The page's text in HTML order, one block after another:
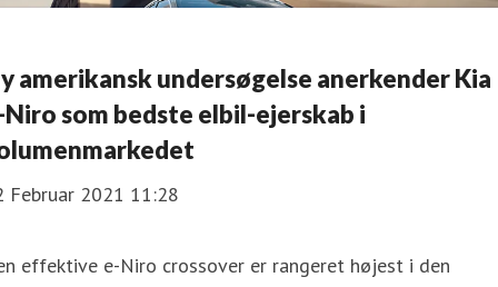
amerikansk undersøgelse anerkender Kia
som bedste elbil-ejerskab i
Februar 2021 11:28
effektive e-Niro crossover er rangeret højest i den